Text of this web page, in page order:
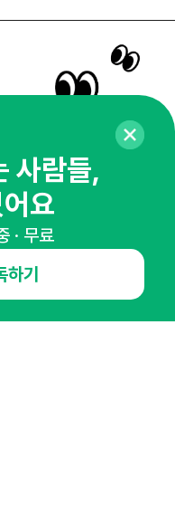
인사이터 신청
사람들,
요
· 무료
기